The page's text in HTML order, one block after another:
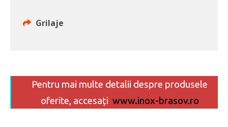
Grilaje
Pentru mai multe detalii despre produsele
oferite, accesați www.inox-brasov.ro